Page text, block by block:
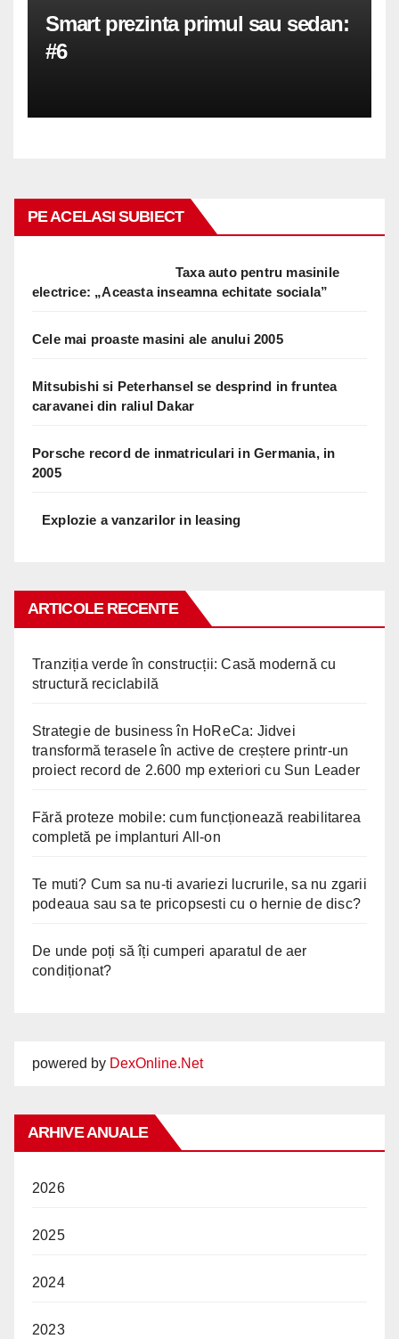
Smart prezinta primul sau sedan:
#6
PE ACELASI SUBIECT
Taxa auto pentru masinile
electrice: „Aceasta inseamna echitate sociala”
Cele mai proaste masini ale anului 2005
Mitsubishi si Peterhansel se desprind in fruntea
caravanei din raliul Dakar
Porsche record de inmatriculari in Germania, in
2005
Explozie a vanzarilor in leasing
ARTICOLE RECENTE
Tranziția verde în construcții: Casă modernă cu
structură reciclabilă
Strategie de business în HoReCa: Jidvei
transformă terasele în active de creștere printr-un
proiect record de 2.600 mp exteriori cu Sun Leader
Fără proteze mobile: cum funcționează reabilitarea
completă pe implanturi All-on
Te muti? Cum sa nu-ti avariezi lucrurile, sa nu zgarii
podeaua sau sa te pricopsesti cu o hernie de disc?
De unde poți să îți cumperi aparatul de aer
condiționat?
powered by DexOnline.Net
ARHIVE ANUALE
2026
2025
2024
2023